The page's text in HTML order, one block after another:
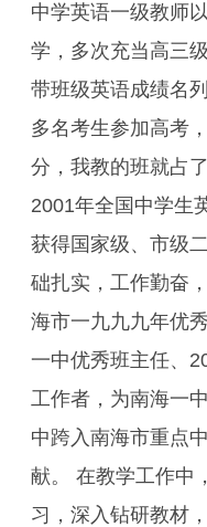
中学英语一级教师
学，多次充当高三
带班级英语成绩名
多名考生参加高考
分，我教的班就占
2001年全国中学生
获得国家级、市级
础扎实，工作勤奋
海市一九九九年优
一中优秀班主任、
工作者，为南海一
中跨入南海市重点
献。 在教学工作中
习，深入钻研教材